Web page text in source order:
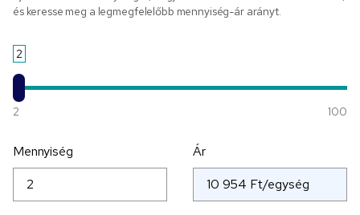
és keresse meg a legmegfelelőbb mennyiség-ár arányt.
2
2 100
Mennyiség Ár